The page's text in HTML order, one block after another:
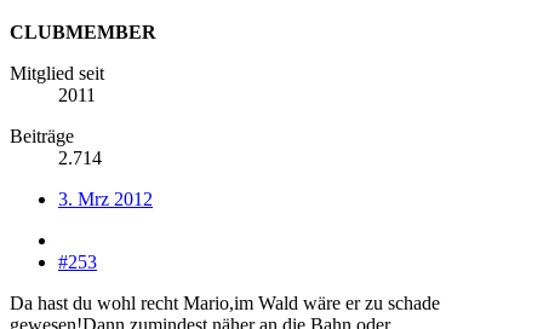
CLUBMEMBER
Mitglied seit
2011
Beiträge
2.714
3. Mrz 2012
#253
Da hast du wohl recht Mario,im Wald wäre er zu schade